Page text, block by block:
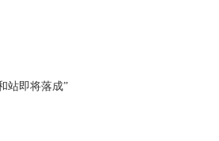
站即将落成”